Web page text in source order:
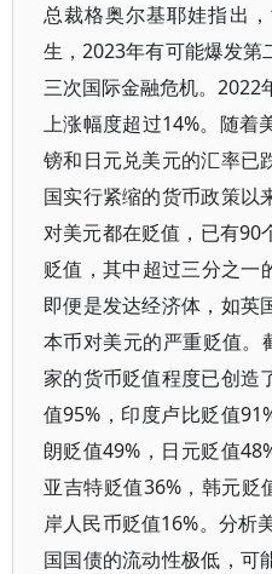
总裁格奥尔基耶娃指出
生，2023年有可能爆发第
三次国际金融危机。2022
上涨幅度超过14%。随着
镑和日元兑美元的汇率已
国实行紧缩的货币政策以
对美元都在贬值，已有90
贬值，其中超过三分之一
即便是发达经济体，如英
本币对美元的严重贬值。
家的货币贬值程度已创造
值95%，印度卢比贬值
朗贬值49%，日元贬值
亚吉特贬值36%，韩元贬
岸人民币贬值16%。分析
国国债的流动性极低，可